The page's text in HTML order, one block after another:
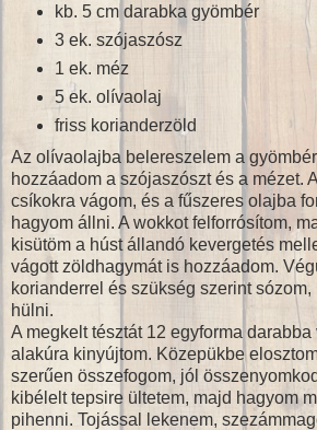
kb. 5 cm darabka gyömbér
3 ek. szójaszósz
1 ek. méz
5 ek. olívaolaj
friss korianderzöld
Az olívaolajba belereszelem a
hozzáadom a szójaszószt és a mézet.
csíkokra vágom, és a fűszeres olajba
hagyom állni. A wokkot felforrósítom,
kisütöm a húst állandó kevergetés
vágott zöldhagymát is hozzáadom.
korianderrel és szükség szerint
hülni.
A megkelt tésztát 12 egyforma
alakúra kinyújtom. Közepükbe
szerűen összefogom, jól
kibélelt tepsire ültetem, majd hagyom
pihenni. Tojással lekenem,